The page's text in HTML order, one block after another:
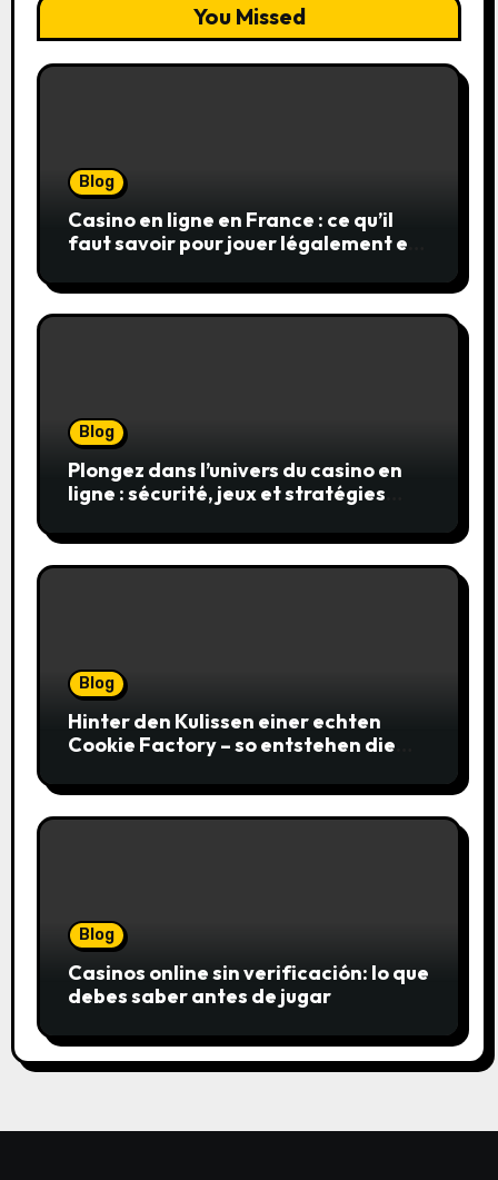
You Missed
Blog
Casino en ligne en France : ce qu’il
faut savoir pour jouer légalement et
Blog
Plongez dans l’univers du casino en
ligne : sécurité, jeux et stratégies
Blog
Hinter den Kulissen einer echten
Cookie Factory – so entstehen die
Blog
Casinos online sin verificación: lo que
debes saber antes de jugar